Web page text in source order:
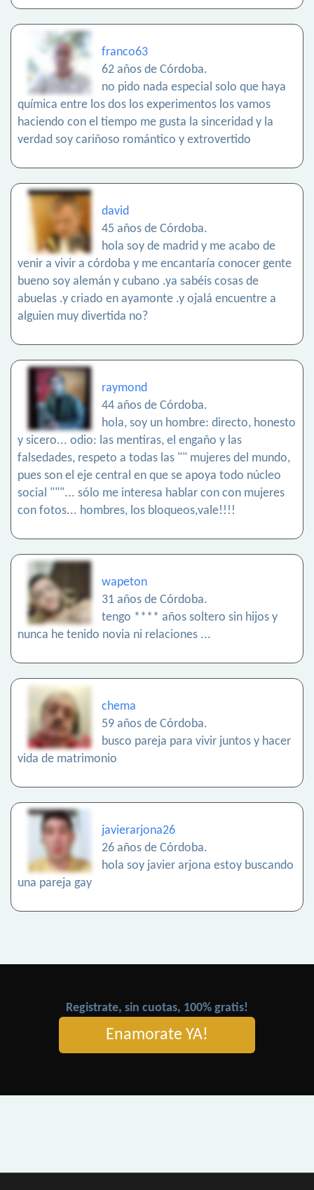
franco63
62 años de Córdoba.
no pido nada especial solo que haya
química entre los dos los experimentos los vamos
haciendo con el tiempo me gusta la sinceridad y la
verdad soy cariñoso romántico y extrovertido
david
45 años de Córdoba.
hola soy de madrid y me acabo de
venir a vivir a córdoba y me encantaría conocer gente
bueno soy alemán y cubano .ya sabéis cosas de
abuelas .y criado en ayamonte .y ojalá encuentre a
alguien muy divertida no?
raymond
44 años de Córdoba.
hola, soy un hombre: directo, honesto
y sicero... odio: las mentiras, el engaño y las
falsedades, respeto a todas las "" mujeres del mundo,
pues son el eje central en que se apoya todo núcleo
social """... sólo me interesa hablar con con mujeres
con fotos... hombres, los bloqueos,vale!!!!
wapeton
31 años de Córdoba.
tengo **** años soltero sin hijos y
nunca he tenido novia ni relaciones ...
chema
59 años de Córdoba.
busco pareja para vivir juntos y hacer
vida de matrimonio
javierarjona26
26 años de Córdoba.
hola soy javier arjona estoy buscando
una pareja gay
Registrate, sin cuotas, 100% gratis!
Enamorate YA!